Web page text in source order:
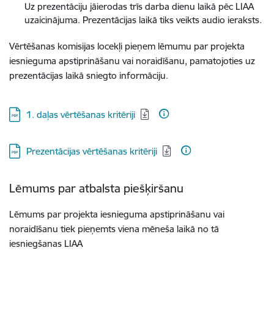
Uz prezentāciju jāierodas trīs darba dienu laikā pēc LIAA
uzaicinājuma. Prezentācijas laikā tiks veikts audio ieraksts.
Vērtēšanas komisijas locekļi pieņem lēmumu par projekta
iesnieguma apstiprināšanu vai noraidīšanu, pamatojoties uz
prezentācijas laikā sniegto informāciju.
Lejupielādēt:
1. daļas vērtēšanas kritēriji
Lejupielādēt:
Prezentācijas vērtēšanas kritēriji
Lēmums par atbalsta piešķiršanu
Lēmums par projekta iesnieguma apstiprināšanu vai
noraidīšanu tiek pieņemts viena mēneša laikā no tā
iesniegšanas LIAA